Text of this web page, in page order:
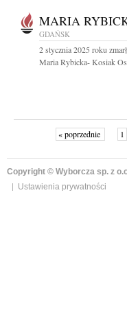
MARIA
GDAŃSK
2 stycznia 2025 roku
Maria Rybicka- Kosiak
« poprzednie 1
Copyright © Wyborcza sp. z
Ustawienia prywatności